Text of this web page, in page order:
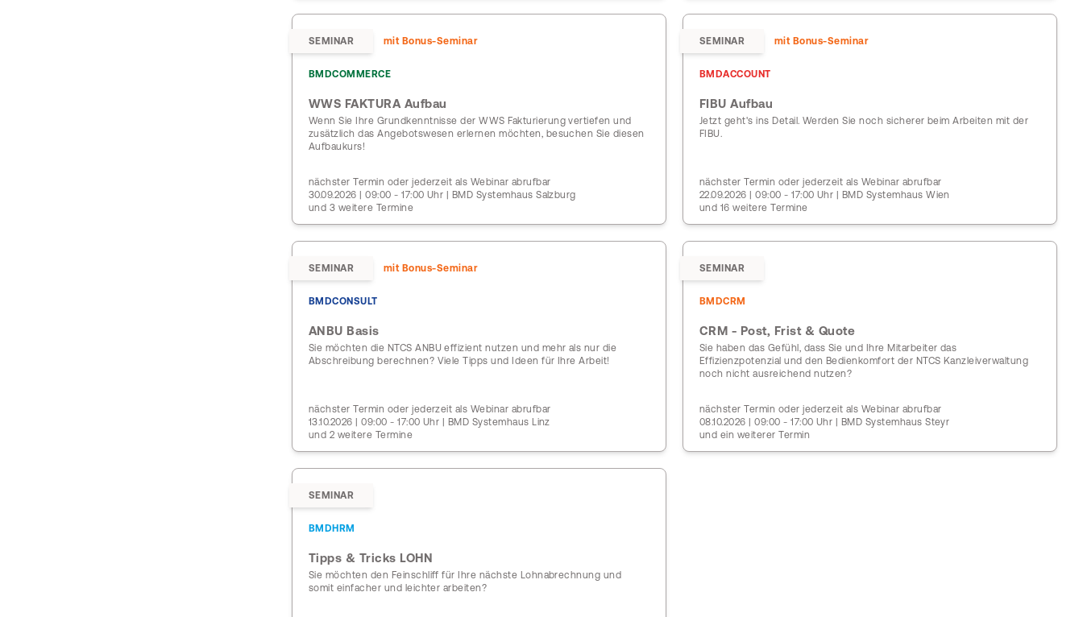
SEMINAR mit Bonus-Seminar
BMDCOMMERCE
WWS FAKTURA Aufbau
Wenn Sie Ihre Grundkenntnisse der WWS Fakturierung vertiefen und
zusätzlich das Angebotswesen erlernen möchten, besuchen Sie diesen
Aufbaukurs!
nächster Termin oder jederzeit als Webinar abrufbar
30.09.2026 | 09:00 - 17:00 Uhr | BMD Systemhaus Salzburg
und 3 weitere Termine
SEMINAR mit Bonus-Seminar
BMDACCOUNT
FIBU Aufbau
Jetzt geht's ins Detail. Werden Sie noch sicherer beim Arbeiten mit der
FIBU.
nächster Termin oder jederzeit als Webinar abrufbar
22.09.2026 | 09:00 - 17:00 Uhr | BMD Systemhaus Wien
und 16 weitere Termine
SEMINAR mit Bonus-Seminar
BMDCONSULT
ANBU Basis
Sie möchten die NTCS ANBU effizient nutzen und mehr als nur die
Abschreibung berechnen? Viele Tipps und Ideen für Ihre Arbeit!
nächster Termin oder jederzeit als Webinar abrufbar
13.10.2026 | 09:00 - 17:00 Uhr | BMD Systemhaus Linz
und 2 weitere Termine
SEMINAR
BMDCRM
CRM - Post, Frist & Quote
Sie haben das Gefühl, dass Sie und Ihre Mitarbeiter das
Effizienzpotenzial und den Bedienkomfort der NTCS Kanzleiverwaltung
noch nicht ausreichend nutzen?
nächster Termin oder jederzeit als Webinar abrufbar
08.10.2026 | 09:00 - 17:00 Uhr | BMD Systemhaus Steyr
und ein weiterer Termin
SEMINAR
BMDHRM
Tipps & Tricks LOHN
Sie möchten den Feinschliff für Ihre nächste Lohnabrechnung und
somit einfacher und leichter arbeiten?